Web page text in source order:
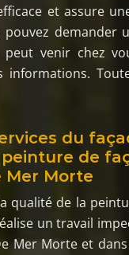
et assure
demander
peut venir chez
du
de
Mer Morte
qualité de la
un travail
Mer Morte et